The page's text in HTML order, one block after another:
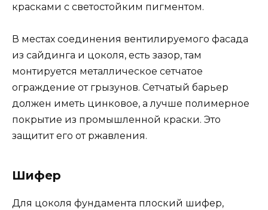
красками с светостойким пигментом.
В местах соединения вентилируемого фасада
из сайдинга и цоколя, есть зазор, там
монтируется металлическое сетчатое
ограждение от грызунов. Сетчатый барьер
должен иметь цинковое, а лучше полимерное
покрытие из промышленной краски. Это
защитит его от ржавления.
Шифер
Для цоколя фундамента плоский шифер,